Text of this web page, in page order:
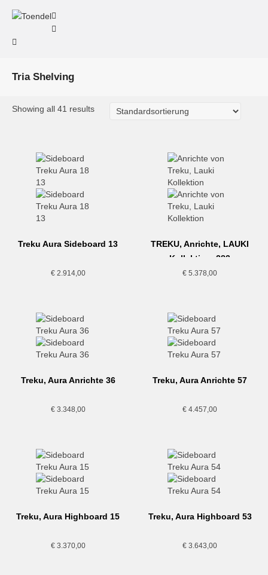
Tria Shelving
Showing all 41 results
Treku Aura Sideboard 13
€2.914,00
TREKU, Anrichte, LAUKI
Kollektion, 283
€ 5.378,00
Treku, Aura Anrichte 36
€3.348,00
Treku, Aura Anrichte 57
€ 4.457,00
Treku, Aura Highboard 15
€3.370,00
Treku, Aura Highboard 53
€ 3.643,00